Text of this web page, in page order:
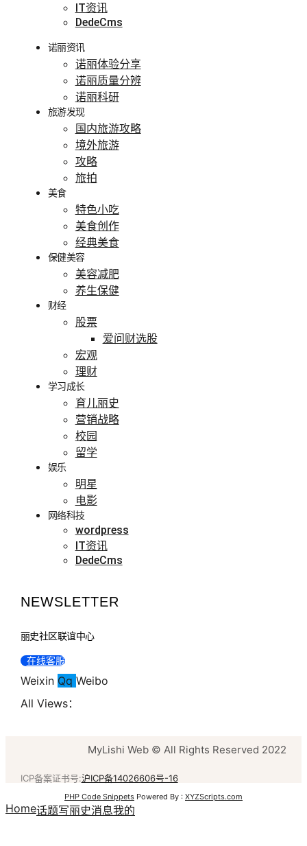
IT资讯
DedeCms
诺丽资讯
诺丽体验分享
诺丽质量分辨
诺丽科研
旅游发现
国内旅游攻略
境外旅游
攻略
旅拍
美食
特色小吃
美食创作
经典美食
保健美容
美容减肥
养生保健
财经
股票
爱问财选股
宏观
理财
学习成长
育儿丽史
营销战略
校园
留学
娱乐
明星
电影
网络科技
wordpress
IT资讯
DedeCms
NEWSLETTER
丽史社区联谊中心
在线客服
Weixin Qq Weibo
All Views：
MyLishi Web © All Rights Reserved 2022
ICP备案证书号:沪ICP备14026606号-16
PHP Code Snippets Powered By : XYZScripts.com
Home话题写丽史消息我的